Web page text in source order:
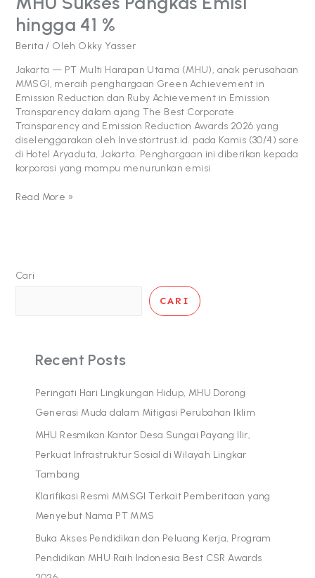
hingga 41 %
Berita / Oleh Okky Yasser
Jakarta — PT Multi Harapan Utama (MHU), anak perusahaan
MMSGI, meraih penghargaan Green Achievement in
Emission Reduction dan Ruby Achievement in Emission
Transparency dalam ajang The Best Corporate
Transparency and Emission Reduction Awards 2026 yang
diselenggarakan oleh Investortrust.id. pada Kamis (30/4) sore
di Hotel Aryaduta, Jakarta. Penghargaan ini diberikan kepada
korporasi yang mampu menurunkan emisi
Read More »
Cari
CARI
Recent Posts
Peringati Hari Lingkungan Hidup, MHU Dorong
Generasi Muda dalam Mitigasi Perubahan Iklim
MHU Resmikan Kantor Desa Sungai Payang Ilir,
Perkuat Infrastruktur Sosial di Wilayah Lingkar
Tambang
Klarifikasi Resmi MMSGI Terkait Pemberitaan yang
Menyebut Nama PT MMS
Buka Akses Pendidikan dan Peluang Kerja, Program
Pendidikan MHU Raih Indonesia Best CSR Awards